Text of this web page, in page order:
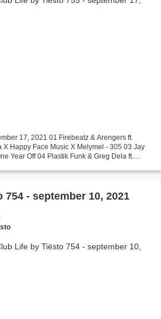
17, 2021 01 Firebeatz & Arengers ft.
X Happy Face Music X Melymel - 305 03 Jay
Year Off 04 Plastik Funk & Greg Dela ft.
- september 10, 2021